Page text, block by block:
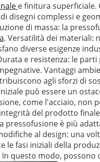
e finitura superficiale.
disegni complessi e
di massa: la
. Versatilità dei materiali:
diverse esigenze
e resistenza: le
Vantaggi
agli sforzi di
può essere un
come l'acciaio, non
del prodotto
è più
al design: una
fasi iniziali della
questo modo,